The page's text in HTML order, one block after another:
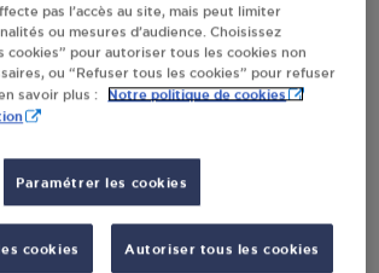
rendre », j’autorise le traitement
mon adresse IP) et leur transfert hors UE
d’afficher la carte.
En savoir plus
Accès
pas l’accès au site, mais peut limiter
ou mesures d’audience. Choisissez
cookies” pour autoriser tous les cookies non
ou “Refuser tous les cookies” pour refuser
savoir plus :
Notre politique de cookies
Paramétrer les cookies
cookies Autoriser tous les cookies